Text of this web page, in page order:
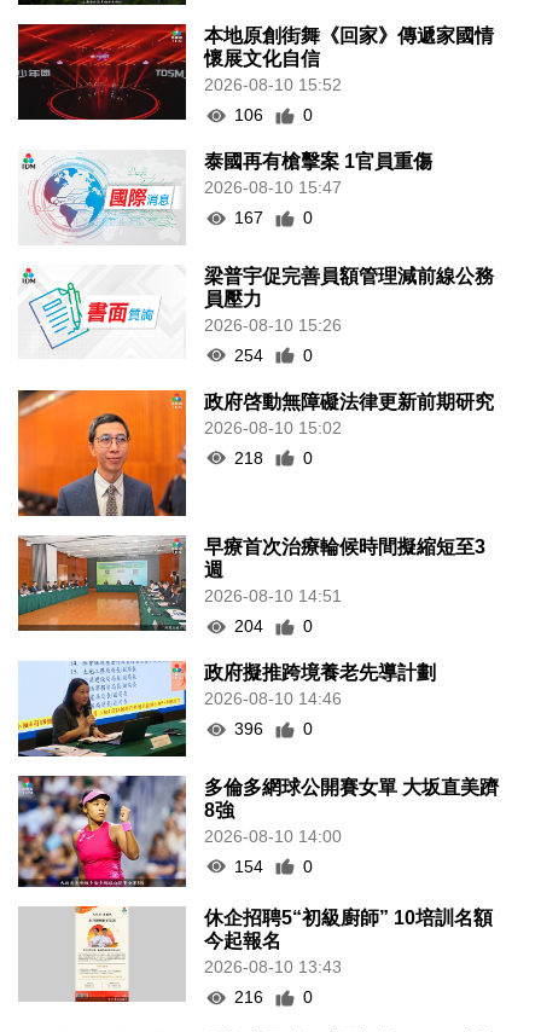
本地原創街舞《回家》傳遞家國情
懷展文化自信
2026-08-10 15:52
106
0
泰國再有槍擊案 1官員重傷
2026-08-10 15:47
167
0
梁普宇促完善員額管理減前線公務
員壓力
2026-08-10 15:26
254
0
政府啓動無障礙法律更新前期研究
2026-08-10 15:02
218
0
早療首次治療輪候時間擬縮短至3
週
2026-08-10 14:51
204
0
政府擬推跨境養老先導計劃
2026-08-10 14:46
396
0
多倫多網球公開賽女單 大坂直美躋
8強
2026-08-10 14:00
154
0
休企招聘5“初級廚師” 10培訓名額
今起報名
2026-08-10 13:43
216
0